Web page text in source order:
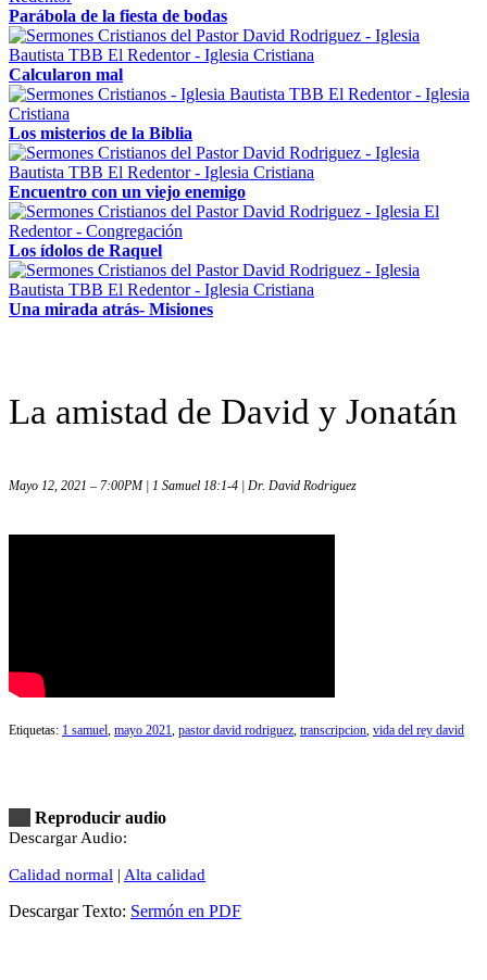
Parábola de la fiesta de bodas
Calcularon mal
Los misterios de la Biblia
Encuentro con un viejo enemigo
Los ídolos de Raquel
Una mirada atrás- Misiones
La amistad de David y Jonatán
Mayo 12, 2021 – 7:00PM | 1 Samuel 18:1-4 | Dr. David Rodriguez
Etiquetas: 1 samuel mayo 2021 pastor david rodriguez transcripcion vida del rey david
Reproducir audio
Descargar Audio:
Calidad normal | Alta calidad
Descargar Texto: Sermón en PDF